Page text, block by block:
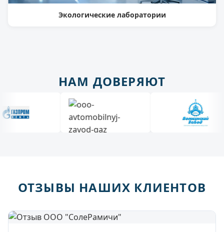
Экологические лаборатории
НАМ ДОВЕРЯЮТ
ОТЗЫВЫ НАШИХ КЛИЕНТОВ